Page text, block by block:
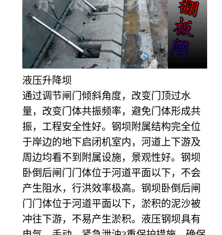
液压升降坝
通过调节闸门倾斜角度，改变门顶过水
量，改变门体共振频率，避免门体形成共
振，工程安全性好。钢坝附属结构完全位
于岸边的地下启闭机室内，河道上下游及
周边均看不到附属设施，景观性好。钢坝
卧倒后闸门门体位于河道平面以下，不会
产生阻水，行洪效率极高。钢坝卧倒后闸
门门体位于河道平面以下，淤积的泥沙被
冲往下游，不易产生淤积。液压钢坝具有